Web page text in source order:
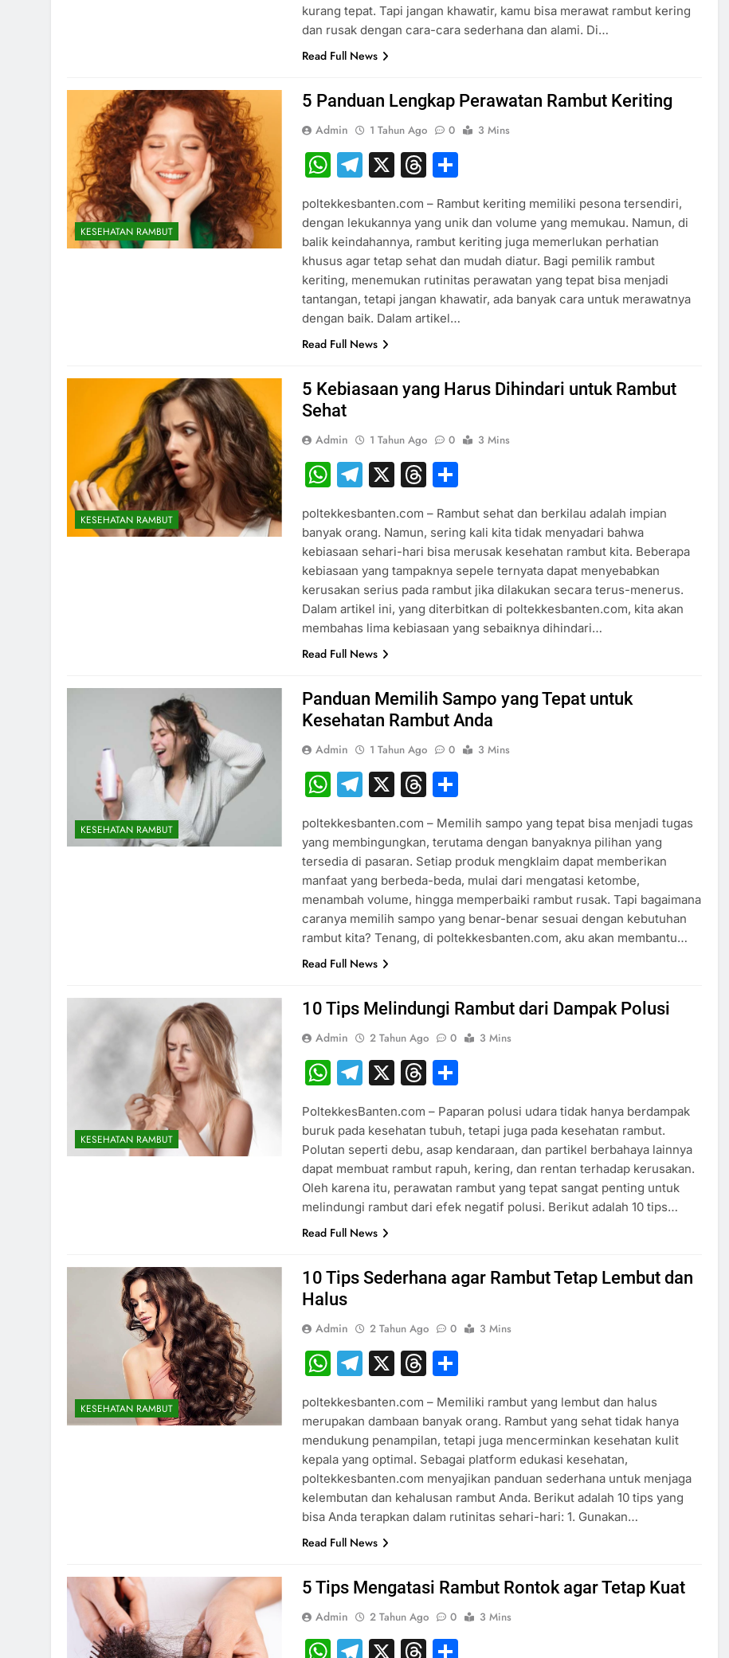
kurang tepat. Tapi jangan khawatir, kamu bisa merawat rambut kering
dan rusak dengan cara-cara sederhana dan alami. Di…
Read Full News
KESEHATAN RAMBUT
5 Panduan Lengkap Perawatan Rambut Keriting
Admin 1 Tahun Ago 0 3 Mins
WhatsApp
Telegram
X Threads
poltekkesbanten.com – Rambut keriting memiliki pesona tersendiri,
dengan lekukannya yang unik dan volume yang memukau. Namun, di
balik keindahannya, rambut keriting juga memerlukan perhatian
khusus agar tetap sehat dan mudah diatur. Bagi pemilik rambut
keriting, menemukan rutinitas perawatan yang tepat bisa menjadi
tantangan, tetapi jangan khawatir, ada banyak cara untuk merawatnya
dengan baik. Dalam artikel…
Read Full News
KESEHATAN RAMBUT
5 Kebiasaan yang Harus Dihindari untuk Rambut
Sehat
Admin 1 Tahun Ago 0 3 Mins
WhatsApp
Telegram
X Threads
poltekkesbanten.com – Rambut sehat dan berkilau adalah impian
banyak orang. Namun, sering kali kita tidak menyadari bahwa
kebiasaan sehari-hari bisa merusak kesehatan rambut kita. Beberapa
kebiasaan yang tampaknya sepele ternyata dapat menyebabkan
kerusakan serius pada rambut jika dilakukan secara terus-menerus.
Dalam artikel ini, yang diterbitkan di poltekkesbanten.com, kita akan
membahas lima kebiasaan yang sebaiknya dihindari…
Read Full News
KESEHATAN RAMBUT
Panduan Memilih Sampo yang Tepat untuk
Kesehatan Rambut Anda
Admin 1 Tahun Ago 0 3 Mins
WhatsApp
Telegram
X Threads
poltekkesbanten.com – Memilih sampo yang tepat bisa menjadi tugas
yang membingungkan, terutama dengan banyaknya pilihan yang
tersedia di pasaran. Setiap produk mengklaim dapat memberikan
manfaat yang berbeda-beda, mulai dari mengatasi ketombe,
menambah volume, hingga memperbaiki rambut rusak. Tapi bagaimana
caranya memilih sampo yang benar-benar sesuai dengan kebutuhan
rambut kita? Tenang, di poltekkesbanten.com, aku akan membantu…
Read Full News
KESEHATAN RAMBUT
10 Tips Melindungi Rambut dari Dampak Polusi
Admin 2 Tahun Ago 0 3 Mins
WhatsApp
Telegram
X Threads
PoltekkesBanten.com – Paparan polusi udara tidak hanya berdampak
buruk pada kesehatan tubuh, tetapi juga pada kesehatan rambut.
Polutan seperti debu, asap kendaraan, dan partikel berbahaya lainnya
dapat membuat rambut rapuh, kering, dan rentan terhadap kerusakan.
Oleh karena itu, perawatan rambut yang tepat sangat penting untuk
melindungi rambut dari efek negatif polusi. Berikut adalah 10 tips…
Read Full News
KESEHATAN RAMBUT
10 Tips Sederhana agar Rambut Tetap Lembut dan
Halus
Admin 2 Tahun Ago 0 3 Mins
WhatsApp
Telegram
X Threads
poltekkesbanten.com – Memiliki rambut yang lembut dan halus
merupakan dambaan banyak orang. Rambut yang sehat tidak hanya
mendukung penampilan, tetapi juga mencerminkan kesehatan kulit
kepala yang optimal. Sebagai platform edukasi kesehatan,
poltekkesbanten.com menyajikan panduan sederhana untuk menjaga
kelembutan dan kehalusan rambut Anda. Berikut adalah 10 tips yang
bisa Anda terapkan dalam rutinitas sehari-hari: 1. Gunakan…
Read Full News
5 Tips Mengatasi Rambut Rontok agar Tetap Kuat
Admin 2 Tahun Ago 0 3 Mins
WhatsApp
Telegram
X Threads